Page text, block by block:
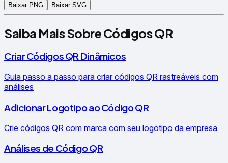
Baixar PNG Baixar SVG
Saiba Mais Sobre Códigos QR
Criar Códigos QR Dinâmicos
Guia passo a passo para criar códigos QR rastreáveis com
análises
Adicionar Logotipo ao Código QR
Crie códigos QR com marca com seu logotipo da empresa
Análises de Código QR